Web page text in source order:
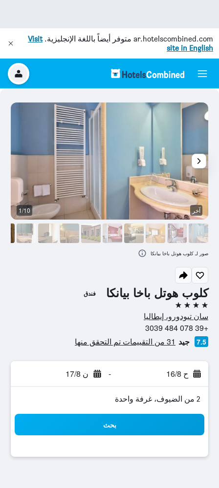
ar.hotelscombined.com متوفر أيضاً باللغة الإنجليزية.Visit
site in English
كلوب هوتل باخا بيانكا فندق
4 نجوم
سان تيودورو، إيطاليا
+39 078 484 3039
7.5 جيد 31 من التقييمات تم التحقق منها
ح 16/8 - ن 17/8
2 من الضيوف، غرفة واحدة
بحث
آخر 1/10
صور لـ كلوب هوتل باخا بيانكا